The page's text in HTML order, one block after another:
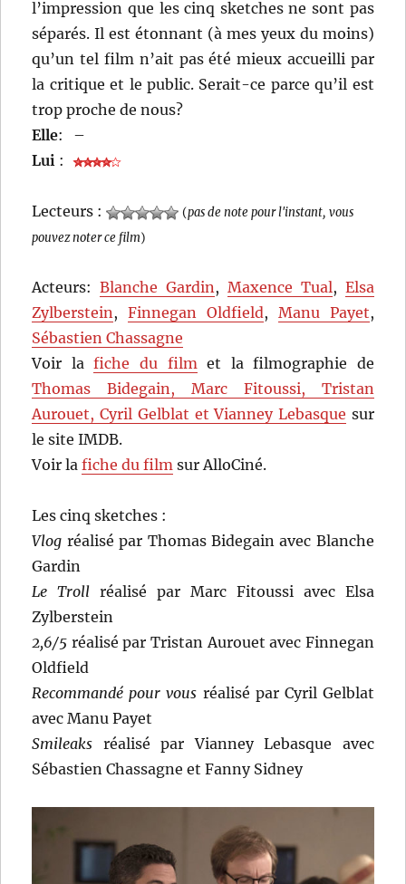
l’impression que les cinq sketches ne sont pas
séparés. Il est étonnant (à mes yeux du moins)
qu’un tel film n’ait pas été mieux accueilli par
la critique et le public. Serait-ce parce qu’il est
trop proche de nous?
Elle:
–
Lui :
Lecteurs : (pas de note pour l'instant, vous
pouvez noter ce film)
Acteurs:Blanche Gardin, Maxence Tual, Elsa
Zylberstein,Finnegan Oldfield, Manu Payet,
Sébastien Chassagne
Voir lafiche du filmet la filmographie de
Thomas Bidegain, Marc Fitoussi, Tristan
Aurouet, Cyril Gelblat et Vianney Lebasque sur
le site IMDB.
Voir lafiche du film sur AlloCiné.
Les cinq sketches :
Vlog réalisé par Thomas Bidegain avec Blanche
Gardin
Le Troll réalisé par Marc Fitoussi avec Elsa
Zylberstein
2,6/5 réalisé par Tristan Aurouet avec Finnegan
Oldfield
Recommandé pour vous réalisé par Cyril Gelblat
avec Manu Payet
Smileaks réalisé par Vianney Lebasque avec
Sébastien Chassagne et Fanny Sidney